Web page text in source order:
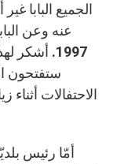
الجميع البابا
عنه وعن
1997.
ستفتحون
الاحتفالات
أمّا رئيس